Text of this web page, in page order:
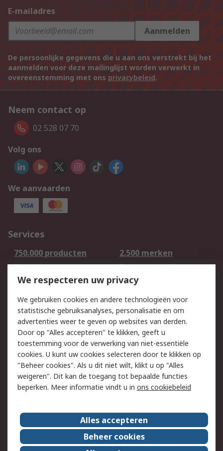
E-mailadres
Aanmelden
De persoonlijke gegevens die u aan ons verstrekt bij het
aanmelden voor deze mailinglijst worden verwerkt in
overeenstemming met ons privacybeleid.
Neem contact op
02 528 07 70
Volg ons
We aanvaarden
Services
750.000 producten
2.500 merken
Bestellen
Inkoopoplossingen
Retouren
Technisch advies
Track & Trace
Wettelijk
Cookiebeleid
Email veiligheid
Privacybeleid -
Bijgewerkt
Websitevoorwaarden
Algemene
verkoopvoorwaarden
Over RS
RS Group
Over ons
RS wereldwijd
Werken bij RS
We respecteren uw privacy
We gebruiken cookies en andere technologieën voor
statistische gebruiksanalyses, personalisatie en om
advertenties weer te geven op websites van derden.
Door op "Alles accepteren" te klikken, geeft u
toestemming voor de verwerking van niet-essentiële
cookies. U kunt uw cookies selecteren door te klikken op
"Beheer cookies". Als u dit niet wilt, klikt u op "Alles
weigeren". Dit kan de toegang tot bepaalde functies
beperken. Meer informatie vindt u in ons cookiebeleid
Alles accepteren
Beheer cookies